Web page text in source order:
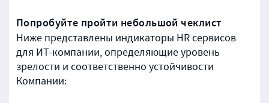
Попробуйте пройти небольшой чеклист
Ниже представлены индикаторы HR сервисов
для ИТ-компании, определяющие уровень
зрелости и соответственно устойчивости
Компании: